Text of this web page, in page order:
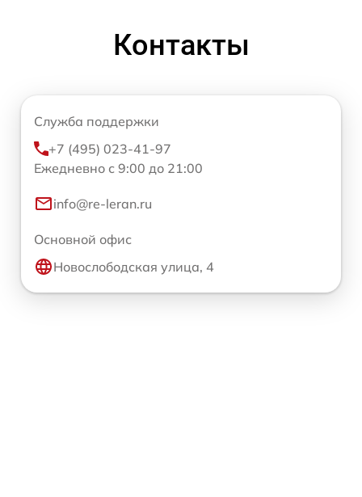
Контакты
Служба поддержки
+7 (495) 023-41-97
Ежедневно с 9:00 до 21:00
info@re-leran.ru
Основной офис
Новослободская улица, 4